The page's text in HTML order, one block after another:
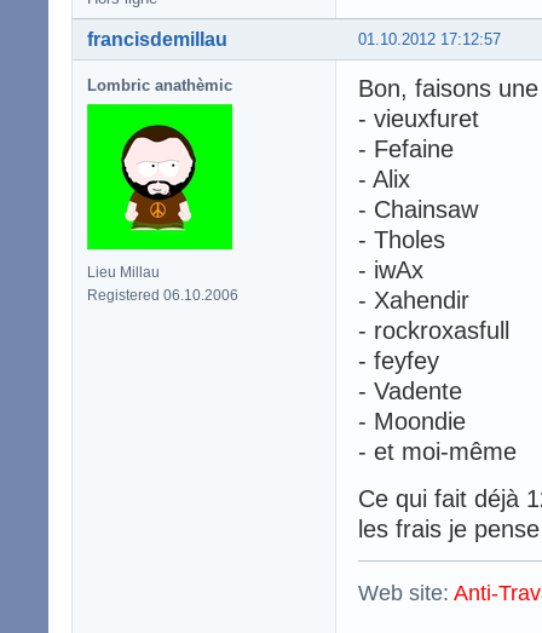
01.10.2012 17:12:57
francisdemillau
Lombric anathèmic
Lieu Millau
Registered 06.10.2006
Bon, faisons
- vieuxfuret
- Fefaine
- Alix
- Chainsaw
- Tholes
- iwAx
- Xahendir
- rockroxasfull
- feyfey
- Vadente
- Moondie
- et moi-même
Ce qui fait déjà
les frais je
Web site: Anti-